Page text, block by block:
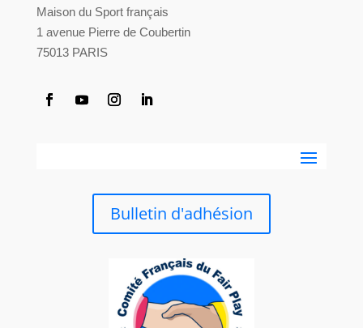
Maison du Sport français
1 avenue Pierre de Coubertin
75013 PARIS
Bulletin d'adhésion